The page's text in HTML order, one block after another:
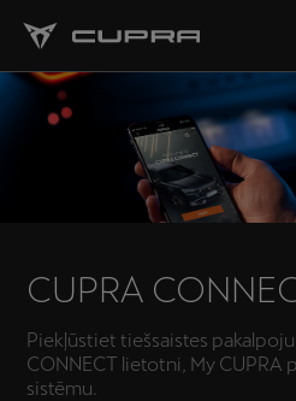
CUPRA
Piekļūstiet tiešsaistes
CONNECT lietotni, My CUPRA
sistēmu.